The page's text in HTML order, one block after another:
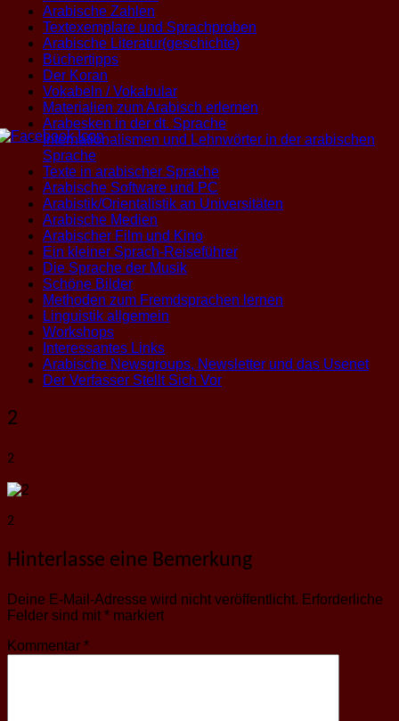
Arabische Zahlen
Textexemplare und Sprachproben
Arabische Literatur(geschichte)
Büchertipps
Der Koran
Vokabeln / Vokabular
Materialien zum Arabisch erlernen
Arabesken in der dt. Sprache
Internationalismen und Lehnwörter in der arabischen
Sprache
Texte in arabischer Sprache
Arabische Software und PC
Arabistik/Orientalistik an Universitäten
Arabische Medien
Arabischer Film und Kino
Ein kleiner Sprach-Reiseführer
Die Sprache der Musik
Schöne Bilder
Methoden zum Fremdsprachen lernen
Linguistik allgemein
Workshops
Interessantes Links
Arabische Newsgroups, Newsletter und das Usenet
Der Verfasser Stellt Sich Vor
2
2
2
Hinterlasse eine Bemerkung
Deine E-Mail-Adresse wird nicht veröffentlicht. Erforderliche
Felder sind mit * markiert
Kommentar *